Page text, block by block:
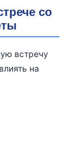
со
встречу
на